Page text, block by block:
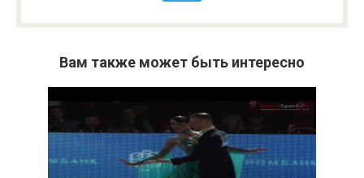
Вам также может быть интересно